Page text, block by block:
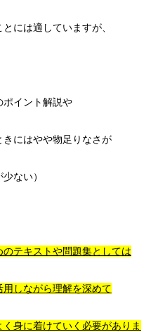
には適していますが、
ポイント解説や
にはやや物足りなさが
ない）
テキストや問題集としては
しながら理解を深めて
身に着けていく必要がありま